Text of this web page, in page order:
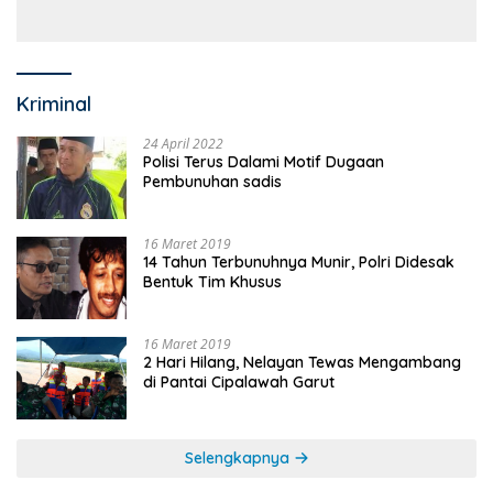
Kriminal
24 April 2022
Polisi Terus Dalami Motif Dugaan
Pembunuhan sadis
16 Maret 2019
14 Tahun Terbunuhnya Munir, Polri Didesak
Bentuk Tim Khusus
16 Maret 2019
2 Hari Hilang, Nelayan Tewas Mengambang
di Pantai Cipalawah Garut
Selengkapnya